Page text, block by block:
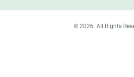
© 2026. All Rights